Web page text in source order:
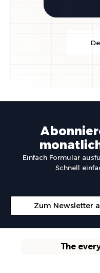
Einfach Formular
Schnell
Zum Newsletter
The